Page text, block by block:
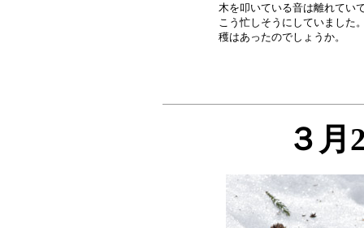
木を叩いている音は離れてい
こう忙しそうにしていました
３月